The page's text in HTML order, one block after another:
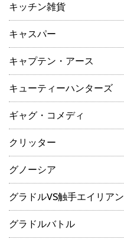
キッチン雑貨
キャスパー
キャプテン・アース
キューティーハンターズ
ギャグ・コメディ
クリッター
グノーシア
グラドルVS触手エイリアン
グラドルバトル